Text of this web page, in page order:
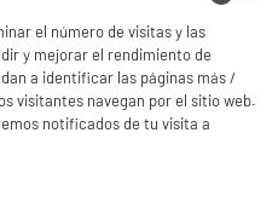
el número de visitas y las
y mejorar el rendimiento de
a identificar las páginas más /
visitantes navegan por el sitio web.
notificados de tu visita a